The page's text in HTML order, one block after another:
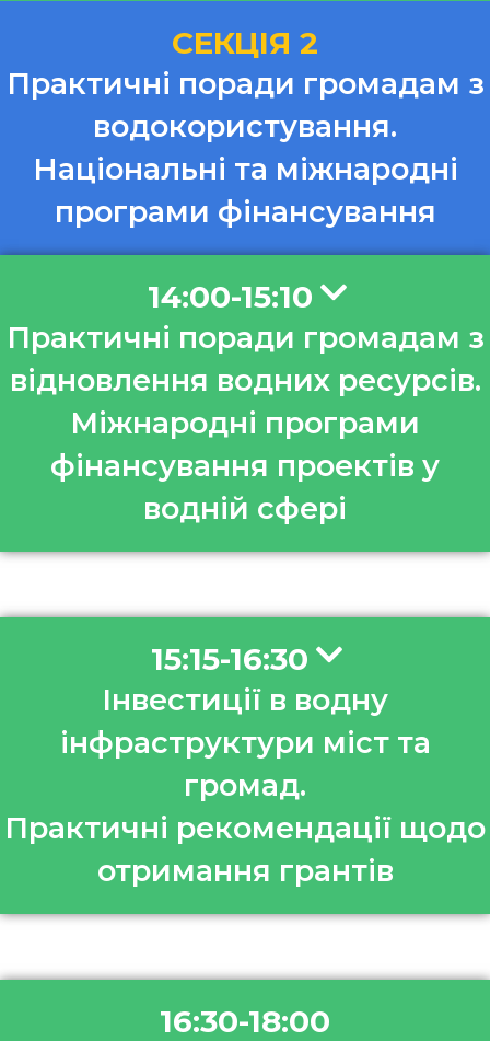
СЕКЦІЯ 2
Практичні поради громадам з
водокористування.
Національні та міжнародні
програми фінансування
14:00-15:10
Практичні поради громадам з
відновлення водних ресурсів⁠.
Міжнародні програми
фінансування проектів у
водній сфері
15:15-16:30
Інвестиції в водну
інфраструктури міст та
громад.
Практичні рекомендації щодо
отримання грантів
16:30-18:00